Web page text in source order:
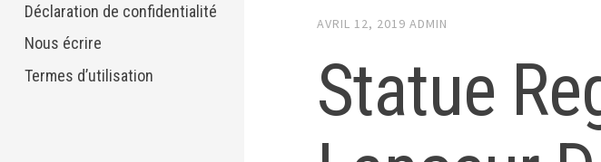
Déclaration de confidentialité
Nous écrire
Termes d’utilisation
AVRIL 12, 2019 ADMIN
Statue